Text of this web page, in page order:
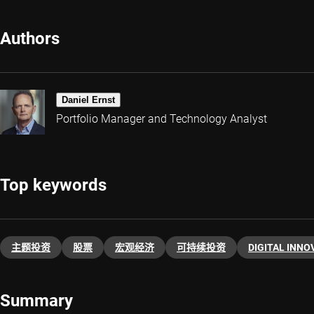
Authors
Daniel Ernst
Portfolio Manager and Technology Analyst
Top keywords
主题投资 股票 宏观经济 可持续投资 DIGITAL
Summary